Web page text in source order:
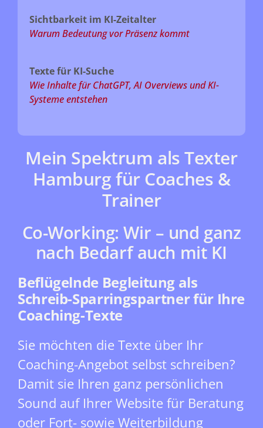
Sichtbarkeit im KI-Zeitalter
Warum Bedeutung vor Präsenz kommt
Texte für KI-Suche
Wie Inhalte für ChatGPT, AI Overviews und KI-
Systeme entstehen
Mein Spektrum als Texter
Hamburg für Coaches &
Trainer
Co-Working: Wir – und ganz
nach Bedarf auch mit KI
Beflügelnde Begleitung als
Schreib-Sparringspartner für Ihre
Coaching-Texte
Sie möchten die Texte über Ihr
Coaching-Angebot selbst schreiben?
Damit sie Ihren ganz persönlichen
Sound auf Ihrer Website für Beratung
oder Fort- sowie Weiterbildung